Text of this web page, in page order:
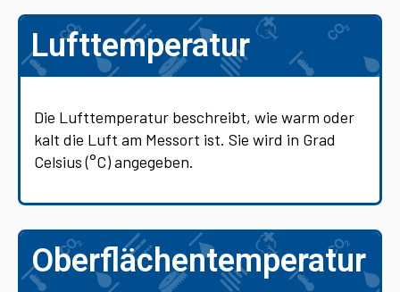
Lufttemperatur
Die Lufttemperatur beschreibt, wie warm oder
kalt die Luft am Messort ist. Sie wird in Grad
Celsius (°C) angegeben.
Oberflächentemperatur